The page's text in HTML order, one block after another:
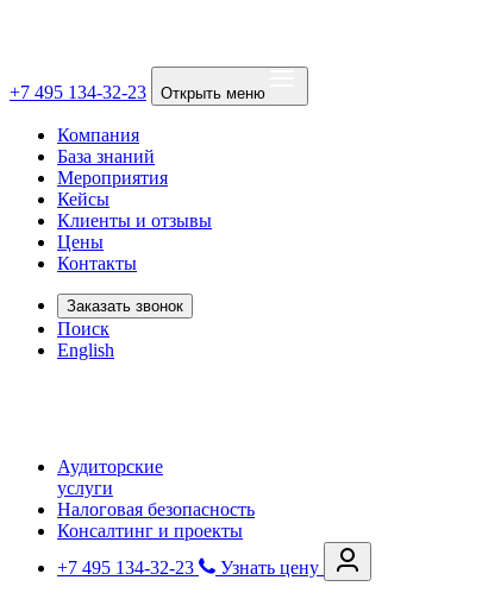
+7 495 134-32-23 Открыть меню
Компания
База знаний
Мероприятия
Кейсы
Клиенты и отзывы
Цены
Контакты
Заказать звонок
Поиск
English
Аудиторские
услуги
Налоговая безопасность
Консалтинг и проекты
+7 495 134-32-23
Узнать цену